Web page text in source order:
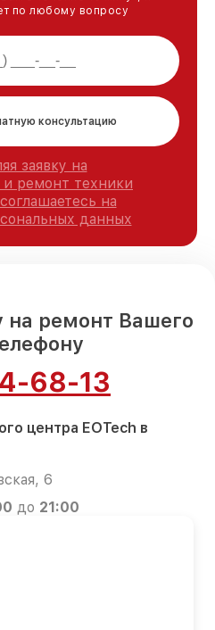
по любому вопросу
консультацию
заявку на
ремонт техники
на
данных
на ремонт Вашего
68-13
центра EOTech в
6
до 21:00